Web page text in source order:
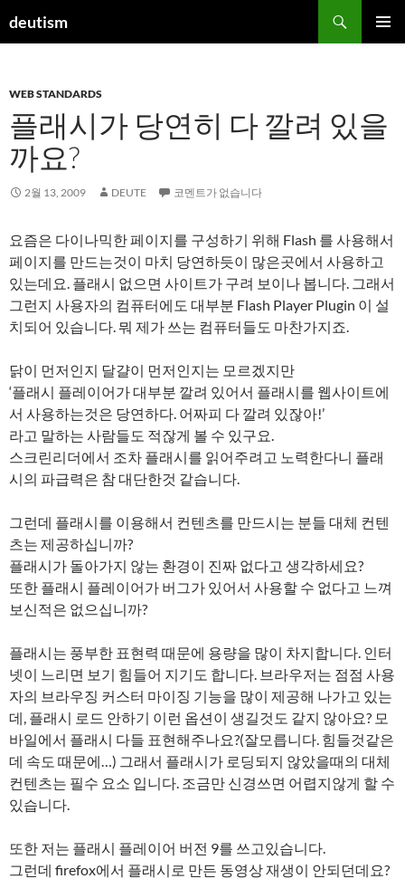
텐
건
너
기
deutism
색
WEB STANDARDS
플래시가 당연히 다 깔려 있을
까요?
2월 13, 2009 DEUTE 코멘트가 없습니다
요즘은 다이나믹한 페이지를 구성하기 위해 Flash 를 사용해서
페이지를 만드는것이 마치 당연하듯이 많은곳에서 사용하고
있는데요. 플래시 없으면 사이트가 구려 보이나 봅니다. 그래서
그런지 사용자의 컴퓨터에도 대부분 Flash Player Plugin 이 설
치되어 있습니다. 뭐 제가 쓰는 컴퓨터들도 마찬가지죠.
닭이 먼저인지 달걀이 먼저인지는 모르겠지만
‘플래시 플레이어가 대부분 깔려 있어서 플래시를 웹사이트에
서 사용하는것은 당연하다. 어짜피 다 깔려 있잖아!’
라고 말하는 사람들도 적잖게 볼 수 있구요.
스크린리더에서 조차 플래시를 읽어주려고 노력한다니 플래
시의 파급력은 참 대단한것 같습니다.
그런데 플래시를 이용해서 컨텐츠를 만드시는 분들 대체 컨텐
츠는 제공하십니까?
플래시가 돌아가지 않는 환경이 진짜 없다고 생각하세요?
또한 플래시 플레이어가 버그가 있어서 사용할 수 없다고 느껴
보신적은 없으십니까?
플래시는 풍부한 표현력 때문에 용량을 많이 차지합니다. 인터
넷이 느리면 보기 힘들어 지기도 합니다. 브라우저는 점점 사용
자의 브라우징 커스터 마이징 기능을 많이 제공해 나가고 있는
데, 플래시 로드 안하기 이런 옵션이 생길것도 같지 않아요? 모
바일에서 플래시 다들 표현해주나요?(잘모릅니다. 힘들것같은
데 속도 때문에…) 그래서 플래시가 로딩되지 않았을때의 대체
컨텐츠는 필수 요소 입니다. 조금만 신경쓰면 어렵지않게 할 수
있습니다.
또한 저는 플래시 플레이어 버전 9를 쓰고있습니다.
그런데 firefox에서 플래시로 만든 동영상 재생이 안되던데요?